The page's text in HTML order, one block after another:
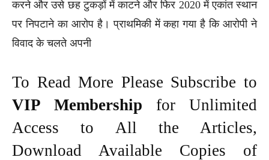
करने और उसे छह टुकड़ों में काटने और फिर 2020 में एकांत स्थान
पर निपटाने का आरोप है। प्राथमिकी में कहा गया है कि आरोपी ने
विवाद के चलते अपनी
To Read More Please Subscribe to
VIP Membership for Unlimited
Access to All the Articles,
Download Available Copies of